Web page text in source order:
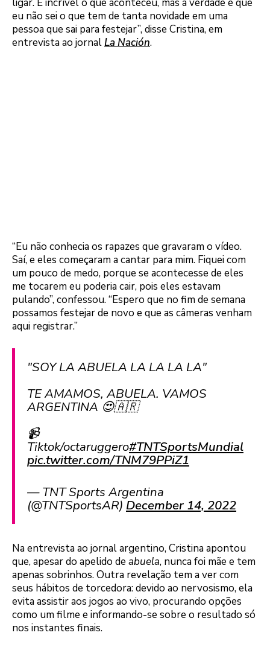
ligar. É incrível o que aconteceu, mas a verdade é que
eu não sei o que tem de tanta novidade em uma
pessoa que sai para festejar”, disse Cristina, em
entrevista ao jornalLa Nación.
“Eu não conhecia os rapazes que gravaram o vídeo.
Saí, e eles começaram a cantar para mim. Fiquei com
um pouco de medo, porque se acontecesse de eles
me tocarem eu poderia cair, pois eles estavam
pulando”, confessou. “Espero que no fim de semana
possamos festejar de novo e que as câmeras venham
aqui registrar.”
"SOY LA ABUELA LA LA LA LA"
TE AMAMOS, ABUELA. VAMOS
ARGENTINA 😍🇦🇷
📹
Tiktok/octaruggero#TNTSportsMundial
pic.twitter.com/TNM79PPiZ1
— TNT Sports Argentina
(@TNTSportsAR) December 14, 2022
Na entrevista ao jornal argentino, Cristina apontou
que, apesar do apelido de abuela, nunca foi mãe e tem
apenas sobrinhos. Outra revelação tem a ver com
seus hábitos de torcedora: devido ao nervosismo, ela
evita assistir aos jogos ao vivo, procurando opções
como um filme e informando-se sobre o resultado só
nos instantes finais.